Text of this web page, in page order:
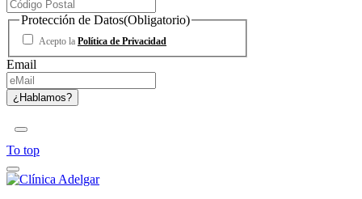
Protección de Datos(Obligatorio)
Acepto la Política de Privacidad
Email
To top